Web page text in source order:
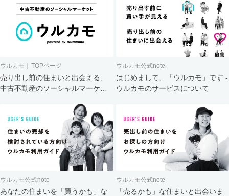
ウルカモ｜TOPページ
売り出し前の住まいと出会える、
中古不動産のソーシャルマーケッ
ウルカモ公式note
はじめまして、「ウルカモ」です -
ウルカモのサービスについて
ウルカモ公式note
あなたの住まいを「買うかも」な
ウルカモ公式note
「売るかも」な住まいと出会いま